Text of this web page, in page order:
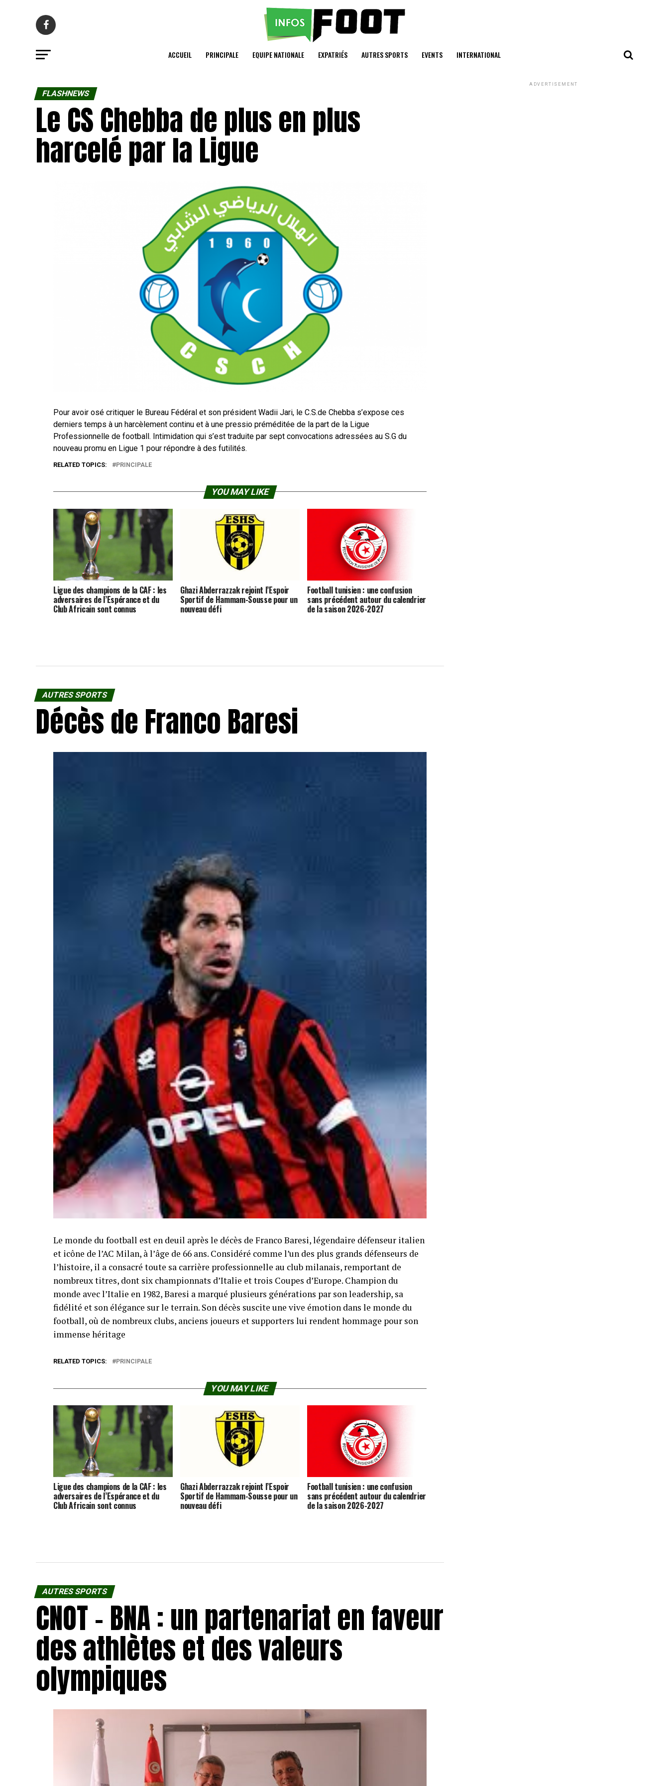
ACCUEIL PRINCIPALE EQUIPE NATIONALE EXPATRIÉS AUTRES SPORTS EVENTS INTERNATIONAL
FLASHNEWS
Le CS Chebba de plus en plus
harcelé par la Ligue
Pour avoir osé critiquer le Bureau Fédéral et son président Wadii Jari, le C.S.de Chebba s’expose ces
derniers temps à un harcèlement continu et à une pressio préméditée de la part de la Ligue
Professionnelle de football. Intimidation qui s’est traduite par sept convocations adressées au S.G du
nouveau promu en Ligue 1 pour répondre à des futilités.
RELATED TOPICS: PRINCIPALE
YOU MAY LIKE
Ligue des champions de la CAF : les
adversaires de l’Espérance et du
Club Africain sont connus
Ghazi Abderrazzak rejoint l’Espoir
Sportif de Hammam-Sousse pour un
nouveau défi
Football tunisien : une confusion
sans précédent autour du calendrier
de la saison 2026-2027
AUTRES SPORTS
Décès de Franco Baresi
Le monde du football est en deuil après le décès de Franco Baresi, légendaire défenseur italien
et icône de l’AC Milan, à l’âge de 66 ans. Considéré comme l’un des plus grands défenseurs de
l’histoire, il a consacré toute sa carrière professionnelle au club milanais, remportant de
nombreux titres, dont six championnats d’Italie et trois Coupes d’Europe. Champion du
monde avec l’Italie en 1982, Baresi a marqué plusieurs générations par son leadership, sa
fidélité et son élégance sur le terrain. Son décès suscite une vive émotion dans le monde du
football, où de nombreux clubs, anciens joueurs et supporters lui rendent hommage pour son
immense héritage
RELATED TOPICS: PRINCIPALE
YOU MAY LIKE
Ligue des champions de la CAF : les
adversaires de l’Espérance et du
Club Africain sont connus
Ghazi Abderrazzak rejoint l’Espoir
Sportif de Hammam-Sousse pour un
nouveau défi
Football tunisien : une confusion
sans précédent autour du calendrier
de la saison 2026-2027
AUTRES SPORTS
CNOT – BNA : un partenariat en faveur
des athlètes et des valeurs
olympiques
ADVERTISEMENT